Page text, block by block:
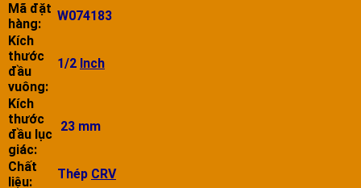
Mã đặt
hàng:
W074183
Kích
thước
đầu
vuông:
1/2 Inch
Kích
thước
đầu lục
giác:
23 mm
Chất
liệu:
Thép CRV